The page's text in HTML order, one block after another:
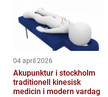
04 april 2026
Akupunktur i stockholm
traditionell kinesisk
medicin i modern vardag